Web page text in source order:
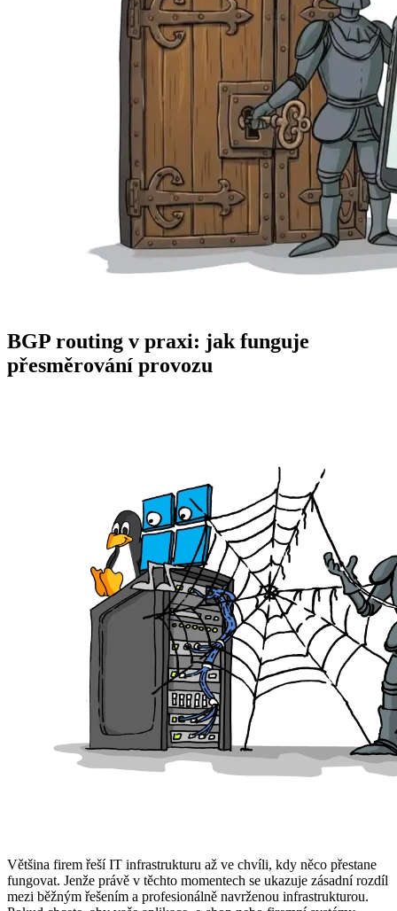
BGP routing v praxi: jak funguje
přesměrování provozu
Většina firem řeší IT infrastrukturu až ve chvíli, kdy něco přestane
fungovat. Jenže právě v těchto momentech se ukazuje zásadní rozdíl
mezi běžným řešením a profesionálně navrženou infrastrukturou.